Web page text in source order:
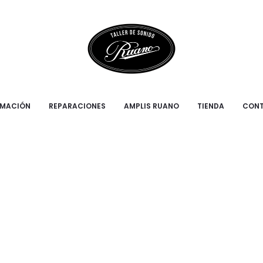
REPARACIONES AMPLIS RUANO TIENDA